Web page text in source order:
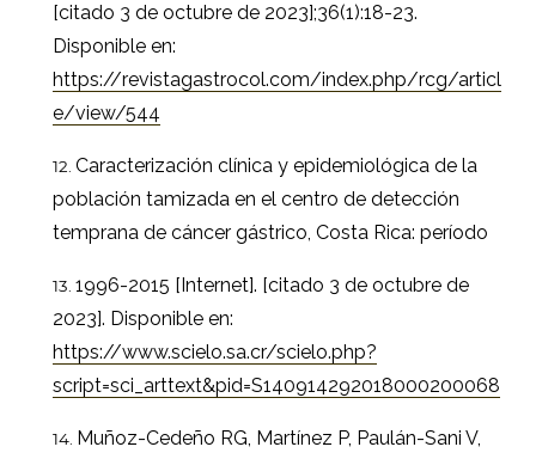
[citado 3 de octubre de 2023];36(1):18-23.
Disponible en:
https://revistagastrocol.com/index.php/rcg/articl
e/view/544
Caracterización clínica y epidemiológica de la
población tamizada en el centro de detección
temprana de cáncer gástrico, Costa Rica: período
1996-2015 [Internet]. [citado 3 de octubre de
2023]. Disponible en:
https://www.scielo.sa.cr/scielo.php?
script=sci_arttext&pid=S140914292018000200068
Muñoz-Cedeño RG, Martínez P, Paulán-Sani V,